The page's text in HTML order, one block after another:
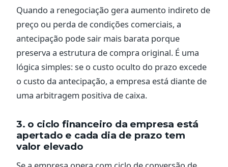
Quando a renegociação gera aumento indireto de
preço ou perda de condições comerciais, a
antecipação pode sair mais barata porque
preserva a estrutura de compra original. É uma
lógica simples: se o custo oculto do prazo excede
o custo da antecipação, a empresa está diante de
uma arbitragem positiva de caixa.
3. o ciclo financeiro da empresa está
apertado e cada dia de prazo tem
valor elevado